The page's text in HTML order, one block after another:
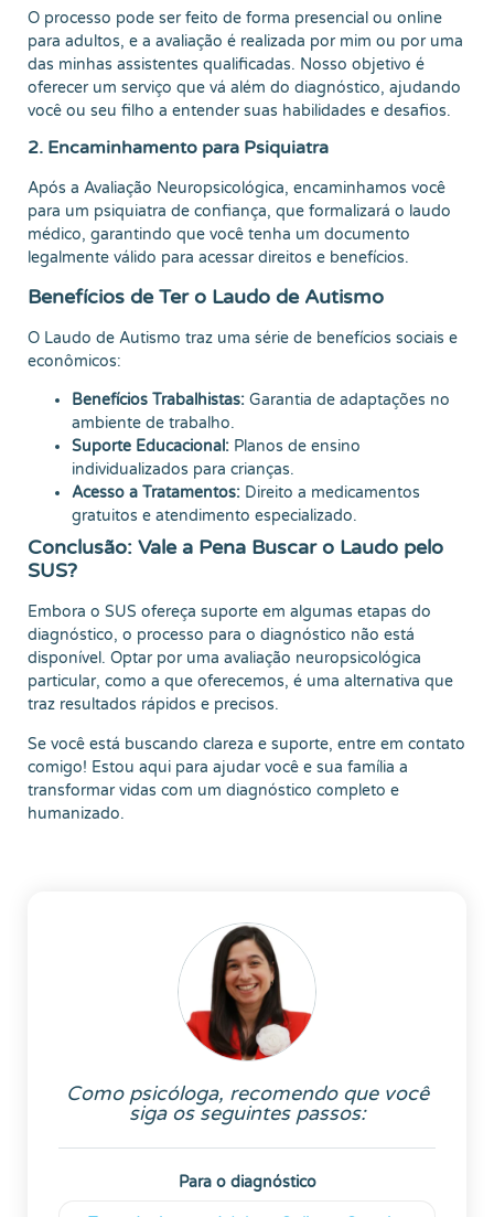
O processo pode ser feito de forma presencial ou online
para adultos, e a avaliação é realizada por mim ou por uma
das minhas assistentes qualificadas. Nosso objetivo é
oferecer um serviço que vá além do diagnóstico, ajudando
você ou seu filho a entender suas habilidades e desafios.
2. Encaminhamento para Psiquiatra
Após a Avaliação Neuropsicológica, encaminhamos você
para um psiquiatra de confiança, que formalizará o laudo
médico, garantindo que você tenha um documento
legalmente válido para acessar direitos e benefícios.
Benefícios de Ter o Laudo de Autismo
O Laudo de Autismo traz uma série de benefícios sociais e
econômicos:
Benefícios Trabalhistas: Garantia de adaptações no
ambiente de trabalho.
Suporte Educacional: Planos de ensino
individualizados para crianças.
Acesso a Tratamentos: Direito a medicamentos
gratuitos e atendimento especializado.
Conclusão: Vale a Pena Buscar o Laudo pelo
SUS?
Embora o SUS ofereça suporte em algumas etapas do
diagnóstico, o processo para o diagnóstico não está
disponível. Optar por uma avaliação neuropsicológica
particular, como a que oferecemos, é uma alternativa que
traz resultados rápidos e precisos.
Se você está buscando clareza e suporte, entre em contato
comigo! Estou aqui para ajudar você e sua família a
transformar vidas com um diagnóstico completo e
humanizado.
Como psicóloga, recomendo que você
siga os seguintes passos:
Para o diagnóstico